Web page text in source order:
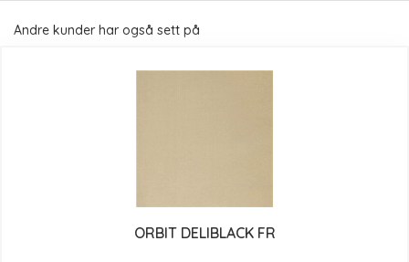
Andre kunder har også sett på
ORBIT DELIBLACK FR